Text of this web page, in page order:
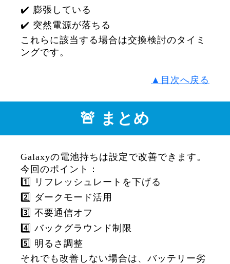
✔️ 膨張している
✔️ 突然電源が落ちる
これらに該当する場合は交換検討のタイミ
ングです。
▲目次へ戻る
🚨 まとめ
Galaxyの電池持ちは設定で改善できます。
今回のポイント：
1️⃣ リフレッシュレートを下げる
2️⃣ ダークモード活用
3️⃣ 不要通信オフ
4️⃣ バックグラウンド制限
5️⃣ 明るさ調整
それでも改善しない場合は、バッテリー劣